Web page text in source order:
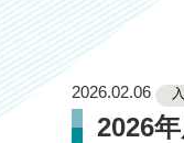
2026.02.06
2026